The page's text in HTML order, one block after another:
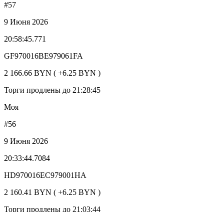
#57
9 Июня 2026
20:58:45.771
GF970016BE979061FA
2 166.66 BYN ( +6.25 BYN )
Торги продлены до 21:28:45
Моя
#56
9 Июня 2026
20:33:44.7084
HD970016EC979001HA
2 160.41 BYN ( +6.25 BYN )
Торги продлены до 21:03:44